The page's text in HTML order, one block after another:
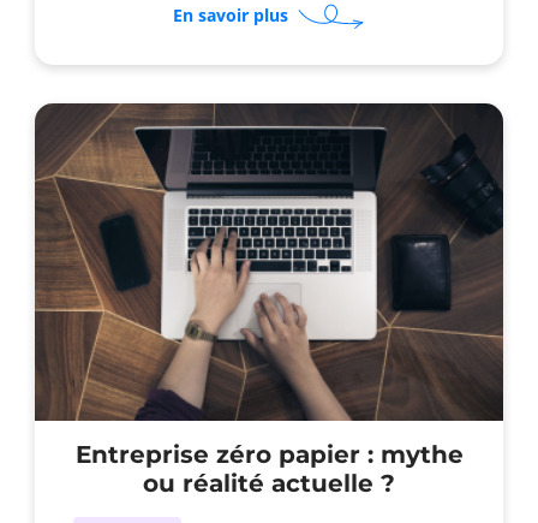
En savoir plussur
Comment
dématérialisation
des
entrants
?
Entreprise zéro papier : mythe
ou réalité actuelle ?